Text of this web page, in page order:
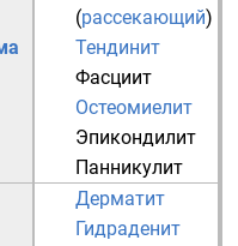
(рассекающий)
Тендинит
Фасциит
Остеомиелит
Эпикондилит
Панникулит
Дерматит
Гидраденит